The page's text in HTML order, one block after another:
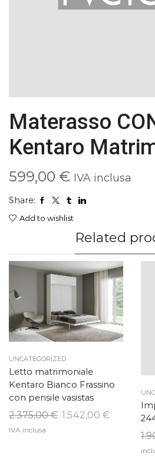
Materasso
Kentaro
599,00 € IVA inclusa
Share:
Add to wishlist
Related
UNCATEGORIZED
Letto matrimoniale
Kentaro Bianco Frassino
con pensile vasistas
2.375,00€ Il1.542,00 €Il
IVA inclusa